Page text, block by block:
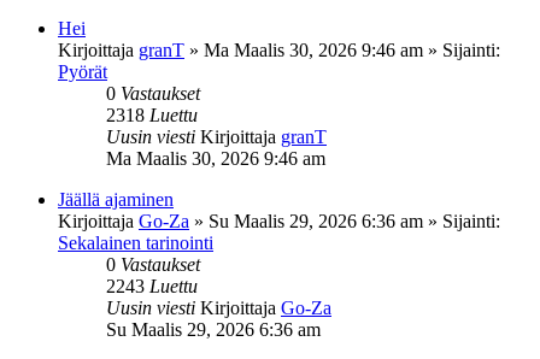
Hei
Kirjoittaja granT » Ma Maalis 30, 2026 9:46 am » Sijainti:
Pyörät
0 Vastaukset
2318 Luettu
Uusin viesti Kirjoittaja granT
Ma Maalis 30, 2026 9:46 am
Jäällä ajaminen
Kirjoittaja Go-Za » Su Maalis 29, 2026 6:36 am » Sijainti:
Sekalainen tarinointi
0 Vastaukset
2243 Luettu
Uusin viesti Kirjoittaja Go-Za
Su Maalis 29, 2026 6:36 am